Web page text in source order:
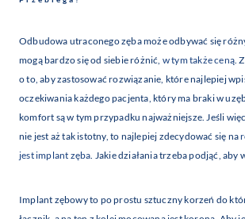
Odbudowa utraconego zęba może odbywać się
mogą bardzo się od siebie różnić, w tym także ceną.
o to, aby zastosować rozwiązanie, które najlepiej
oczekiwania każdego pacjenta, który ma braki w
komfort są w tym przypadku najważniejsze. Jeśli
nie jest aż tak istotny, to najlepiej zdecydować się na
jest implant zęba. Jakie działania trzeba podjąć, aby
Implant zębowy to po prostu sztuczny korzeń do